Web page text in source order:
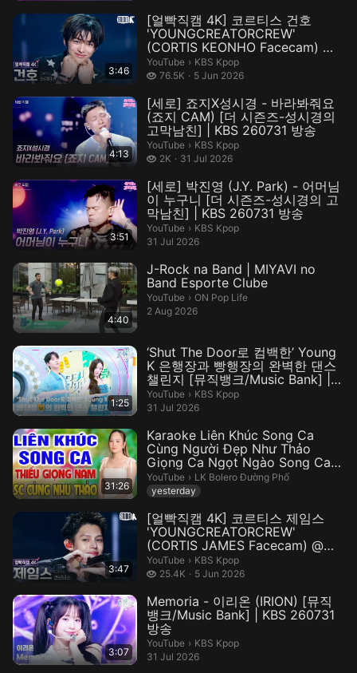
3:46
[얼빡직캠 4K] 코르티스 건호
'YOUNGCREATORCREW'
(CORTIS KEONHO Facecam) @
뮤직뱅크(Music Ba...
YouTube › KBS Kpop.
KBS Kpop
76.5K
76.5 thousand views
5 Jun 2026
4:13
[세로] 죠지X성시경 - 바라봐줘요
(죠지 CAM) [더 시즌즈-성시경의
고막남친] | KBS 260731 방송
YouTube › KBS Kpop.
KBS Kpop
2K
2 thousand views
31 Jul 2026
3:51
[세로] 박진영 (J.Y. Park) - 어머님
이 누구니 [더 시즌즈-성시경의 고
막남친] | KBS 260731 방송
YouTube › KBS Kpop.
KBS Kpop
31 Jul 2026
4:40
J-Rock na Band | MIYAVI no
Band Esporte Clube
YouTube › ON Pop Life.
ON Pop Life
2 Aug 2026
1:25
‘Shut The Door로 컴백한’ Young
K 은행장과 빵행장의 완벽한 댄스
챌린지 [뮤직뱅크/Music Bank] |
KBS 260731 방송
YouTube › KBS Kpop.
KBS Kpop
31 Jul 2026
31:26
Karaoke Liên Khúc Song Ca
Cùng Người Đẹp Như Thảo
Giọng Ca Ngọt Ngào Song Ca
Thiếu G...
YouTube › LK Bolero Đường Phố.
LK Bolero Đường Phố
yesterday
3:47
[얼빡직캠 4K] 코르티스 제임스
'YOUNGCREATORCREW'
(CORTIS JAMES Facecam) @뮤
직뱅크(Music Ba...
YouTube › KBS Kpop.
KBS Kpop
25.4K
25.4 thousand views
5 Jun 2026
3:07
Memoria - 이리온 (IRION) [뮤직
뱅크/Music Bank] | KBS 260731
방송
YouTube › KBS Kpop.
KBS Kpop
31 Jul 2026